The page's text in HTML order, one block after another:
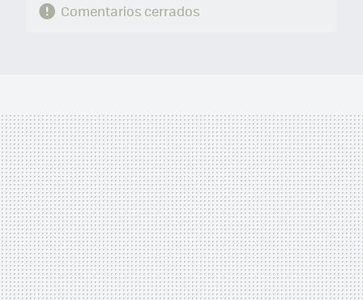
Comentarios cerrados